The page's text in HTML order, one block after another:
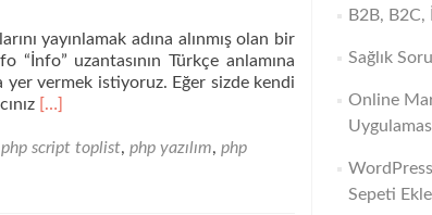
yayınlamak adına alınmış olan bir
“İnfo” uzantasının Türkçe anlamına
yer vermek istiyoruz. Eğer sizde kendi
Read
about
[…]
php script toplist, php yazılım, php
B2B, B2C,
Sağlık
Online
Sepeti